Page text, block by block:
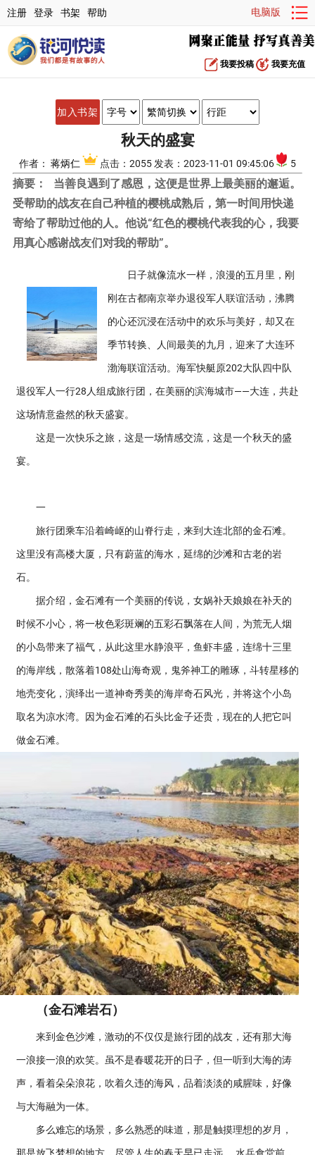
注册 登录 书架 帮助 电脑版
我要投稿 我要充值
加入书架
秋天的盛宴
作者： 蒋炳仁 点击：2055 发表：2023-11-01 09:45:06 5
摘要：
当善良遇到了感恩，这便是世界上最美丽的邂逅。
受帮助的战友在自己种植的樱桃成熟后，第一时间用快递
寄给了帮助过他的人。他说“红色的樱桃代表我的心，我要
用真心感谢战友们对我的帮助”。
日子就像流水一样，浪漫的五月里，刚
刚在古都南京举办退役军人联谊活动，沸腾
的心还沉浸在活动中的欢乐与美好，却又在
季节转换、人间最美的九月，迎来了大连环
渤海联谊活动。海军快艇原202大队四中队
退役军人一行28人组成旅行团，在美丽的滨海城市——大连，共赴
这场情意盎然的秋天盛宴。
这是一次快乐之旅，这是一场情感交流，这是一个秋天的盛
宴。
一
旅行团乘车沿着崎岖的山脊行走，来到大连北部的金石滩。
这里没有高楼大厦，只有蔚蓝的海水，延绵的沙滩和古老的岩
石。
据介绍，金石滩有一个美丽的传说，女娲补天娘娘在补天的
时候不小心，将一枚色彩斑斓的五彩石飘落在人间，为荒无人烟
的小岛带来了福气，从此这里水静浪平，鱼虾丰盛，连绵十三里
的海岸线，散落着108处山海奇观，鬼斧神工的雕琢，斗转星移的
地壳变化，演绎出一道神奇秀美的海岸奇石风光，并将这个小岛
取名为凉水湾。因为金石滩的石头比金子还贵，现在的人把它叫
做金石滩。
（金石滩岩石）
来到金色沙滩，激动的不仅仅是旅行团的战友，还有那大海
一浪接一浪的欢笑。虽不是春暖花开的日子，但一听到大海的涛
声，看着朵朵浪花，吹着久违的海风，品着淡淡的咸腥味，好像
与大海融为一体。
多么难忘的场景，多么熟悉的味道，那是触摸理想的岁月，